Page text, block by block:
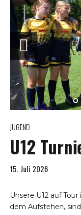
JUGEND
U12
15. Juli 2026
Unsere U12 auf
dem Aufstehen,